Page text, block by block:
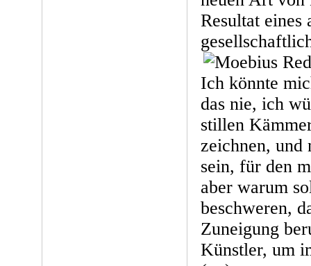
Resultat eines
Ich könnte
das nie, ich
stillen
zeichnen, und
sein, für den
aber warum
beschweren,
Zuneigung
Künstler, um